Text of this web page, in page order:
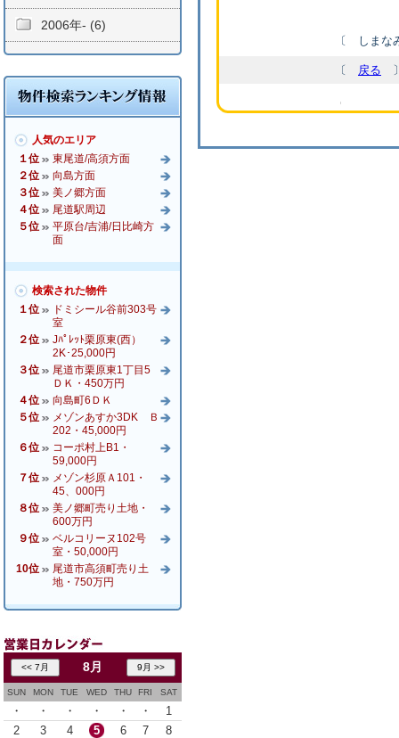
〔 しまな
〔 戻る
2006年- (6)
人気のエリア
１位
東尾道/高須方面
２位
向島方面
３位
美ノ郷方面
４位
尾道駅周辺
５位
平原台/吉浦/日比崎方
面
検索された物件
１位
ドミシール谷前303号
室
２位
Jﾊﾟﾚｯﾄ栗原東(西）
2K･25,000円
３位
尾道市栗原東1丁目5
ＤＫ・450万円
４位
向島町6ＤＫ
５位
メゾンあすか3DK Ｂ
202・45,000円
６位
コーポ村上B1・
59,000円
７位
メゾン杉原Ａ101・
45、000円
８位
美ノ郷町売り土地・
600万円
９位
ベルコリーヌ102号
室・50,000円
10位
尾道市高須町売り土
地・750万円
8月
SUN MON TUE WED THU FRI SAT
・ ・ ・ ・ ・ ・
1
2
3 4 5 6 7
8